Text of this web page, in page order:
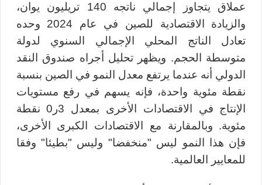
عملاق يتجاوز إجمالي ناتجه 140 تريليون يوان،
والزيادة الاقتصادية للصين في عام 2024 وحده
تعادل الناتج المحلي الإجمالي السنوي لدولة
متوسطة الحجم. ويظهر تحليل أجراه صندوق النقد
الدولي أنه عندما يرتفع معدل النمو في الصين بنسبة
نقطة مئوية واحدة، فإنه يسهم في رفع مستويات
الإنتاج في الاقتصادات الأخرى بمعدل 3ر0 نقطة
مئوية. وبالمقارنة مع الاقتصادات الكبرى الأخرى،
فإن هذا النمو ليس "منخفضا" وليس "بطيئا" وفقا
للمعايير العالمية.